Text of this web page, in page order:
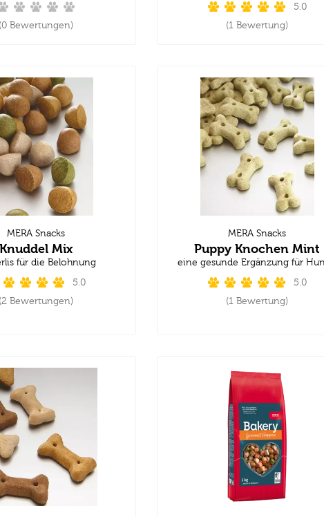
(0 Bewertungen)
5.0
(1 Bewertung)
MERA Snacks
Knuddel Mix
für die Belohnung
5.0
(2 Bewertungen)
MERA Snacks
Puppy Knochen Mint
eine gesunde Ergänzung für
5.0
(1 Bewertung)